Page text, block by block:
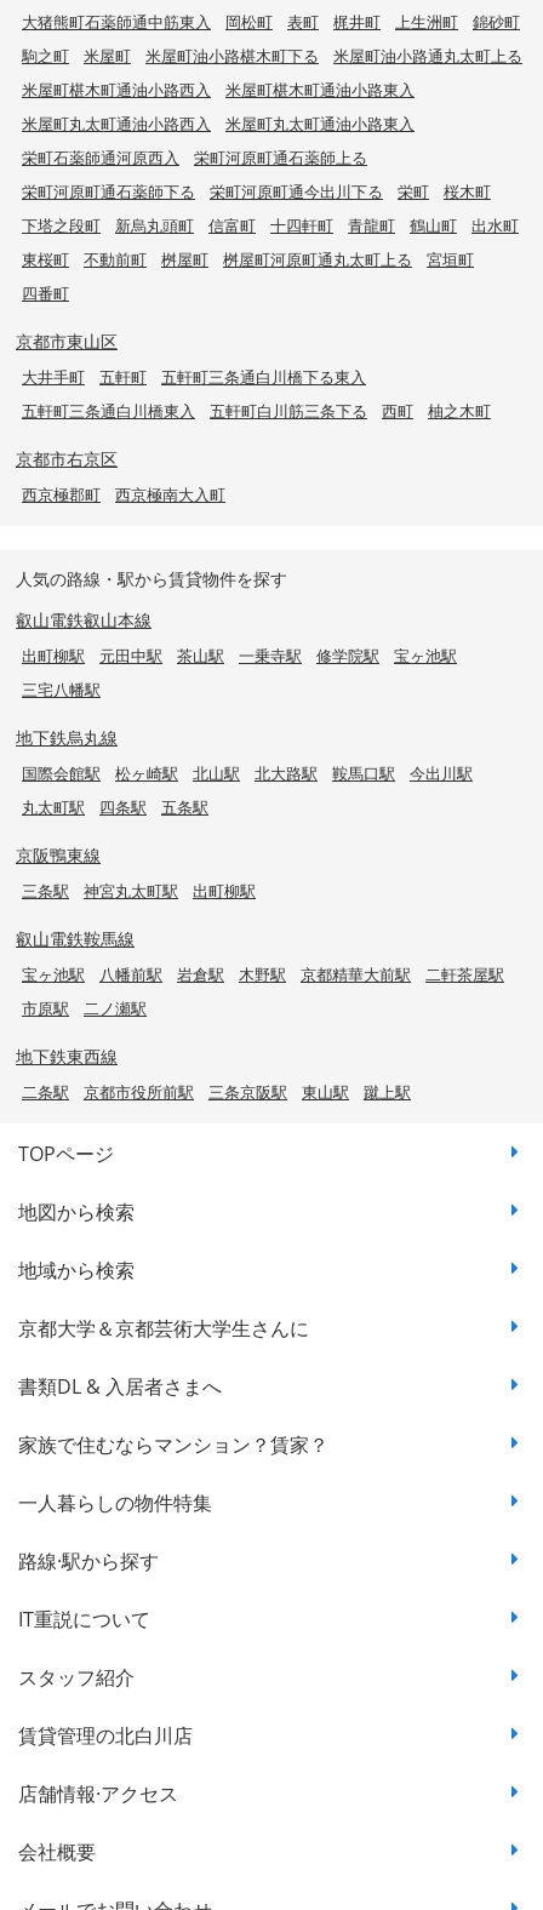
大猪熊町石薬師通中筋東入
岡松町 表町 梶井町 上生洲町
錦砂町
駒之町
米屋町 米屋町油小路椹木町下る
米屋町油小路通丸太町上る
米屋町椹木町通油小路西入
米屋町椹木町通油小路東入
米屋町丸太町通油小路西入
米屋町丸太町通油小路東入
栄町石薬師通河原西入
栄町河原町通石薬師上る
栄町河原町通石薬師下る
栄町河原町通今出川下る 栄町
桜木町
下塔之段町
新烏丸頭町 信富町 十四軒町 青龍町 鶴山町
出水町
東桜町
不動前町 桝屋町 桝屋町河原町通丸太町上る
宮垣町
四番町
京都市東山区
大井手町 五軒町
五軒町三条通白川橋下る東入
五軒町三条通白川橋東入
五軒町白川筋三条下る 西町 柚之木町
京都市右京区
西京極郡町 西京極南大入町
人気の路線・駅から賃貸物件を探す
叡山電鉄叡山本線
出町柳駅 元田中駅 茶山駅 一乗寺駅 修学院駅
宝ヶ池駅
三宅八幡駅
地下鉄烏丸線
国際会館駅 松ヶ崎駅 北山駅 北大路駅 鞍馬口駅
今出川駅
丸太町駅
四条駅 五条駅
京阪鴨東線
三条駅 神宮丸太町駅 出町柳駅
叡山電鉄鞍馬線
宝ヶ池駅 八幡前駅 岩倉駅 木野駅 京都精華大前駅
二軒茶屋駅
市原駅
二ノ瀬駅
地下鉄東西線
二条駅 京都市役所前駅 三条京阪駅 東山駅 蹴上駅
TOPページ
地図から検索
地域から検索
京都大学＆京都芸術大学生さんに
書類DL & 入居者さまへ
家族で住むならマンション？賃家？
一人暮らしの物件特集
路線·駅から探す
IT重説について
スタッフ紹介
賃貸管理の北白川店
店舗情報·アクセス
会社概要